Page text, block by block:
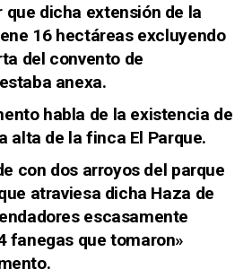
que dicha extensión de la
16 hectáreas excluyendo
del convento de
anexa.
habla de la existencia de
alta de la finca El Parque.
con dos arroyos del parque
atraviesa dicha Haza de
escasamente
fanegas que tomaron»